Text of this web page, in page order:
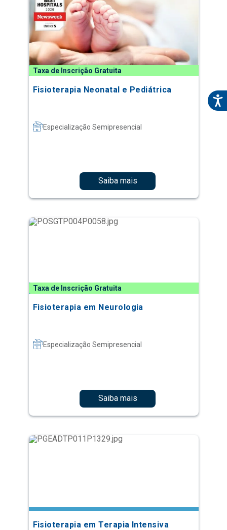
Taxa de Inscrição Gratuita
Fisioterapia Neonatal e Pediátrica
Especialização Semipresencial
Saiba mais
Taxa de Inscrição Gratuita
Fisioterapia em Neurologia
Especialização Semipresencial
Saiba mais
Fisioterapia em Terapia Intensiva